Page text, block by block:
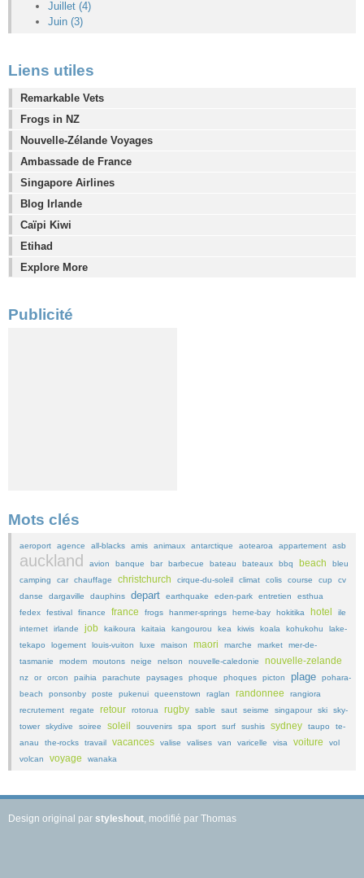
Juillet (4)
Juin (3)
Liens utiles
Remarkable Vets
Frogs in NZ
Nouvelle-Zélande Voyages
Ambassade de France
Singapore Airlines
Blog Irlande
Caïpi Kiwi
Etihad
Explore More
Publicité
Mots clés
aeroport agence all-blacks amis animaux antarctique aotearoa appartement asb
auckland avion banque bar barbecue bateau bateaux bbq beach
bleu
camping
car chauffage christchurch cirque-du-soleil climat colis course cup
cv
danse
dargaville dauphins depart earthquake eden-park entretien
esthua
fedex
festival finance france frogs hanmer-springs herne-bay hokitika hotel
ile
internet
irlande job kaikoura kaitaia kangourou kea kiwis koala kohukohu
lake-
tekapo
logement louis-vuiton luxe maison maori marche market
mer-de-
tasmanie
modem moutons neige nelson nouvelle-caledonie nouvelle-zelande
nz or orcon paihia parachute paysages phoque phoques picton plage
pohara-
beach
ponsonby poste pukenui queenstown raglan randonnee
rangiora
recrutement
regate retour rotorua rugby sable saut seisme singapour ski
sky-
tower
skydive soiree soleil souvenirs spa sport surf sushis sydney taupo
te-
anau
the-rocks travail vacances valise valises van varicelle visa voiture
vol
volcan
voyage wanaka
Design original par styleshout, modifié par Thomas